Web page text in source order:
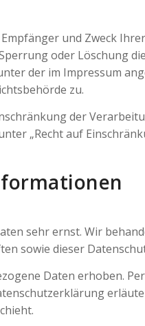
und Zweck
oder Löschung
der im Impressum
zu.
der
„Recht auf
sehr ernst. Wir
sowie dieser
Daten erhoben.